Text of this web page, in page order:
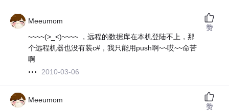
Meeumom
~~~~(>_<)~~~~ ，远程的数据库在本机登陆不上，那
个远程机器也没有装c#，我只能用push啊~~哎~~命苦
啊
2010-03-06
赞
Meeumom
赞